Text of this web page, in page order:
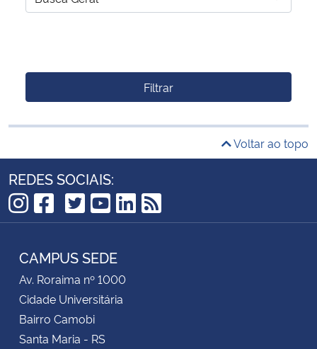
Filtrar
Voltar ao topo
REDES SOCIAIS:
Instagram
Facebook
TikTok
Twitter
YouTube
LinkedIn
RSS
CAMPUS SEDE
Av. Roraima nº 1000
Cidade Universitária
Bairro Camobi
Santa Maria - RS